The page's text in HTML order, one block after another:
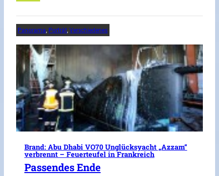
Panorama, Porträt, Verschiedenes
Brand: Abu Dhabi VO70 Unglücksyacht „Azzam“
verbrennt – Feuerteufel in Frankreich
Passendes Ende